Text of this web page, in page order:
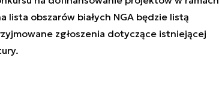
lista obszarów białych NGA będzie listą
zgłoszenia dotyczące istniejącej